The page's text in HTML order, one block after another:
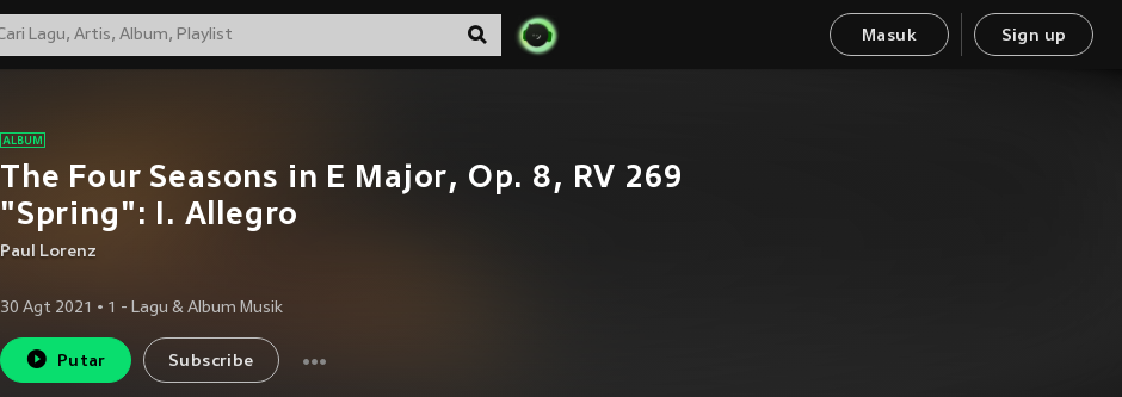
Masuk Sign up
The Four Seasons in E Major, Op. 8, RV 269
"Spring": I. Allegro
Paul Lorenz
30 Agt 2021 • 1 - Lagu & Album Musik
Putar Subscribe